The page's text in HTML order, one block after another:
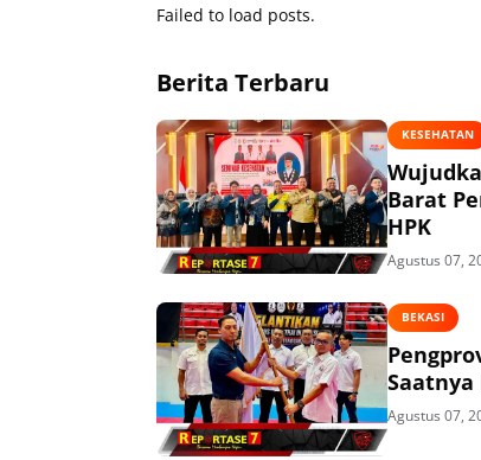
Failed to load posts.
Berita Terbaru
KESEHATAN
Barat
HPK
Agustus 07,
BEKASI
Saatnya
Agustus 07,